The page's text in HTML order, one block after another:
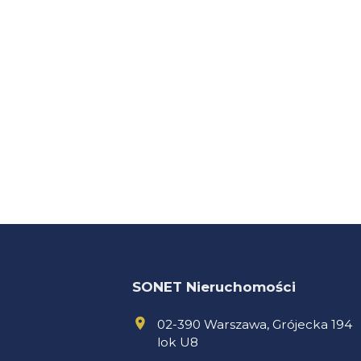
SONET Nieruchomości
02-390 Warszawa, Grójecka 194
lok U8